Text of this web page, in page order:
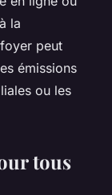
la
peut
émissions
ou les
tous